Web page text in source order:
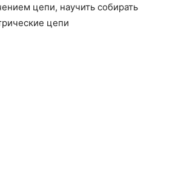
цепи, научить собирать
цепи